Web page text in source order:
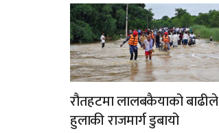
रौतहटमा लालबकैयाको बाढीले
हुलाकी राजमार्ग डुबायो